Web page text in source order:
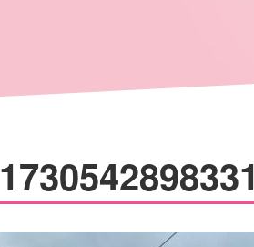
1730542898331